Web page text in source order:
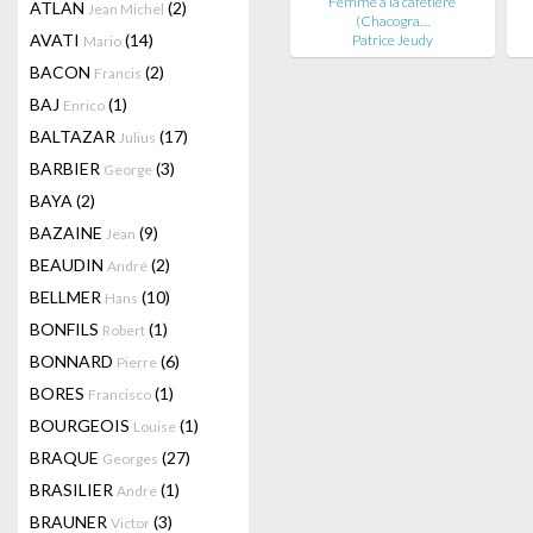
ATLAN Jean Michel (2)
AVATI Mario (14)
BACON Francis (2)
BAJ Enrico (1)
BALTAZAR Julius (17)
BARBIER George (3)
BAYA (2)
BAZAINE Jean (9)
BEAUDIN André (2)
BELLMER Hans (10)
BONFILS Robert (1)
BONNARD Pierre (6)
BORES Francisco (1)
BOURGEOIS Louise (1)
BRAQUE Georges (27)
BRASILIER Andre (1)
BRAUNER Victor (3)
(Chacogra…
Patrice Jeudy